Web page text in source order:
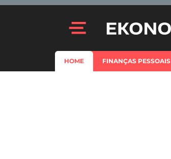
HOME FINANÇAS PESSOAIS